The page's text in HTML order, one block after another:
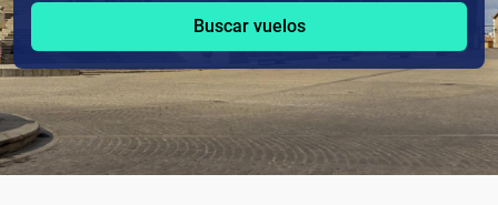
Buscar vuelos